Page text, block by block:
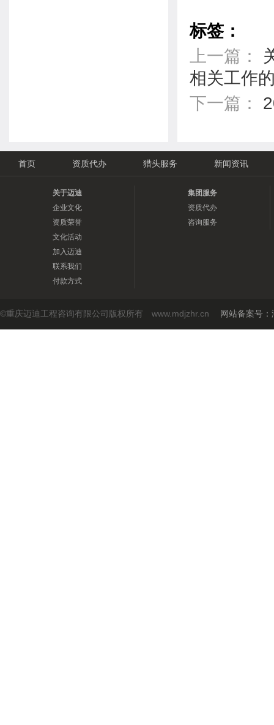
标签：
上一篇：
相关工作
下一篇：
首页 资质代办 猎头服务 新闻资讯
关于迈迪
企业文化
资质荣誉
文化活动
加入迈迪
联系我们
付款方式
集团服务
资质代办
咨询服务
©重庆迈迪工程咨询有限公司版权所有 www.mdjzhr.cn 网站备案号